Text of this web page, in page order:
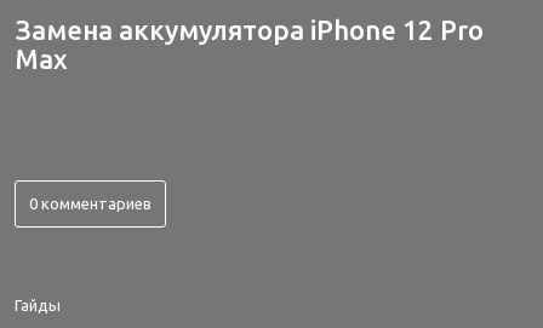
Замена аккумулятора iPhone 12 Pro
Max
0 комментариев
Гайды